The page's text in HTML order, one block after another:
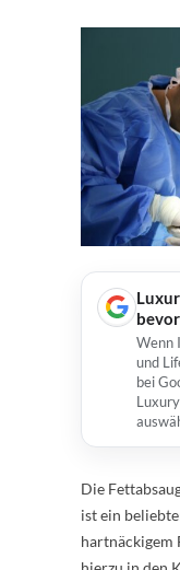
Wenn
und
bei
Die
ist ein
hartnäckigem